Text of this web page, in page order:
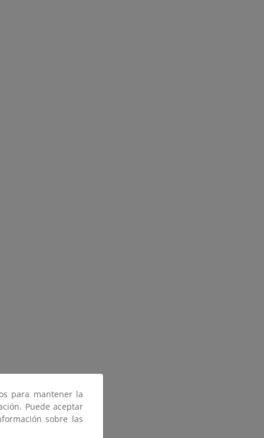
para mantener la
Puede aceptar
sobre las